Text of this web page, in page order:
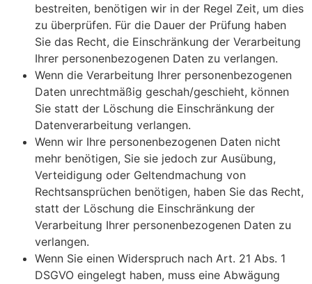
bestreiten, benötigen wir in der Regel Zeit, um dies
zu überprüfen. Für die Dauer der Prüfung haben
Sie das Recht, die Einschränkung der Verarbeitung
Ihrer personenbezogenen Daten zu verlangen.
Wenn die Verarbeitung Ihrer personenbezogenen
Daten unrechtmäßig geschah/geschieht, können
Sie statt der Löschung die Einschränkung der
Datenverarbeitung verlangen.
Wenn wir Ihre personenbezogenen Daten nicht
mehr benötigen, Sie sie jedoch zur Ausübung,
Verteidigung oder Geltendmachung von
Rechtsansprüchen benötigen, haben Sie das Recht,
statt der Löschung die Einschränkung der
Verarbeitung Ihrer personenbezogenen Daten zu
verlangen.
Wenn Sie einen Widerspruch nach Art. 21 Abs. 1
DSGVO eingelegt haben, muss eine Abwägung